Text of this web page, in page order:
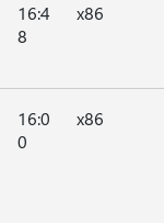
16:4
8
x86
16:0
0
x86